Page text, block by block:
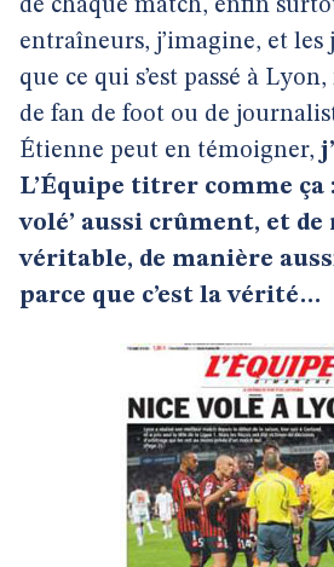
de chaque match, enfin
entraîneurs, j’imagine, et les
que ce qui s’est passé à
de fan de foot ou de
Étienne peut en témoigner,
L’Équipe titrer comme ça :
volé’ aussi crûment, et
véritable, de manière
parce que c’est la vérité…